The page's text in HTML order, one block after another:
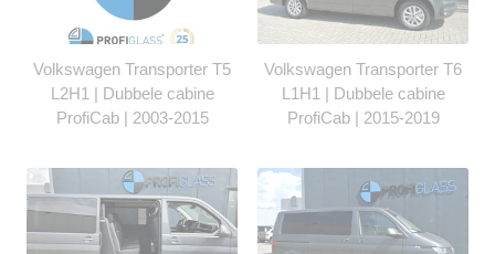
Volkswagen Transporter T5
L2H1 | Dubbele cabine
ProfiCab | 2003-2015
Volkswagen Transporter T6
L1H1 | Dubbele cabine
ProfiCab | 2015-2019